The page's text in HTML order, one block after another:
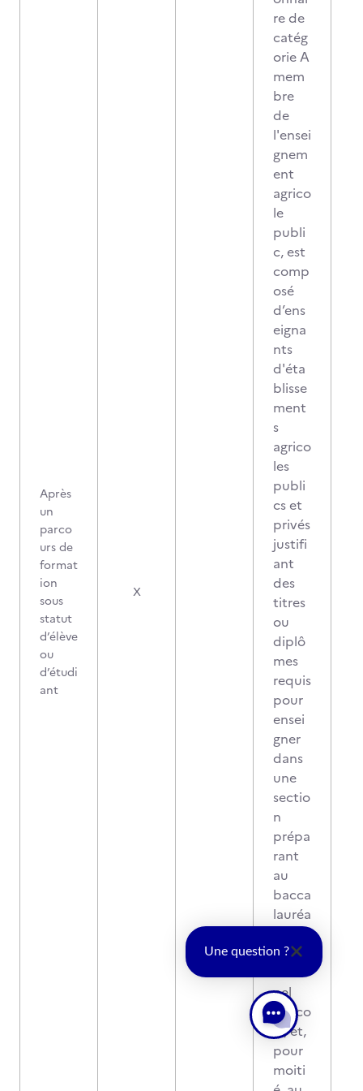
Après
un
parco
urs de
format
ion
sous
statut
d’élève
ou
d’étudi
ant
X
re de
catég
orie A
mem
bre
de
l'ensei
gnem
ent
agrico
le
publi
c, est
comp
osé
d’ens
eigna
nts
d'éta
blisse
ment
s
agrico
les
publi
cs et
privés
justifi
ant
des
titres
ou
diplô
mes
requis
pour
ensei
gner
dans
une
sectio
n
prépa
rant
au
bacca
lauréa
profe
ssion
nel
agrico
le, et,
pour
moiti
Une question ?